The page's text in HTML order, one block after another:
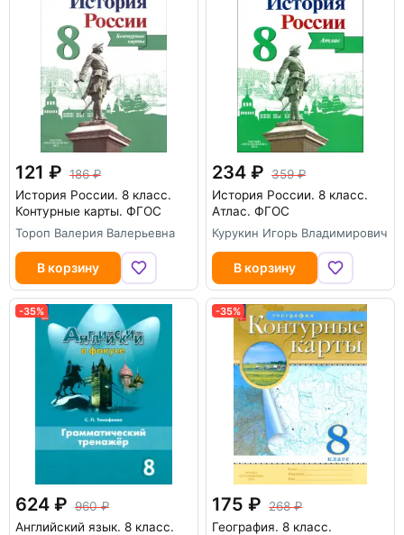
121
186
История России. 8 класс.
Контурные карты. ФГОС
Тороп Валерия Валерьевна
В корзину
234
359
История России. 8 класс.
Атлас. ФГОС
Курукин Игорь Владимирович
В корзину
-35%
624
960
Английский язык. 8 класс.
-35%
175
268
География. 8 класс.